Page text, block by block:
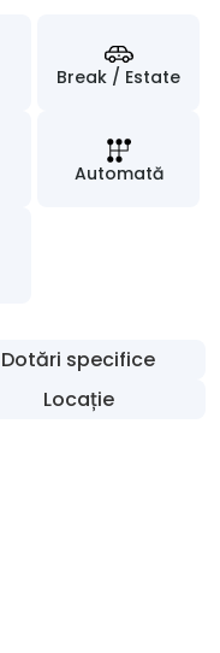
Break / Estate
Automată
Dotări specifice
Locație